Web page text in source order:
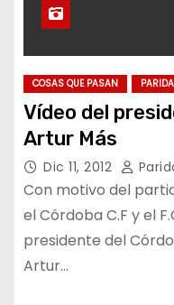
COSAS QUE PASAN
Vídeo del
Artur Más
Dic 11, 2012
Con motivo del
el Córdoba C.F y el
presidente del
Artur…